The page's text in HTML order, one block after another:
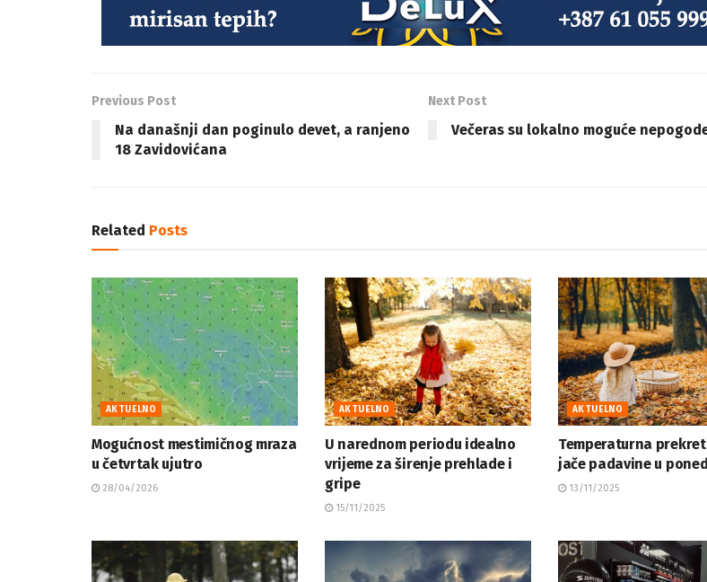
Previous Post
Na današnji dan poginulo devet, a ranjeno
18 Zavidovićana
Next Post
Večeras su lokalno moguće
Related Posts
AKTUELNO
Mogućnost mestimičnog mraza
u četvrtak ujutro
28/04/2026
AKTUELNO
U narednom periodu idealno
vrijeme za širenje prehlade i
gripe
15/11/2025
AKTUELNO
Temperaturna
jače padavine u
13/11/2025